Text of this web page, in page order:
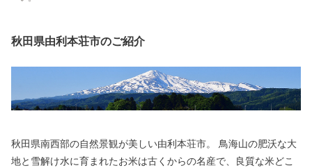
秋田県由利本荘市のご紹介
秋田県南西部の自然景観が美しい由利本荘市。 鳥海山の肥沃な大
地と雪解け水に育まれたお米は古くからの名産で、良質な米どこ